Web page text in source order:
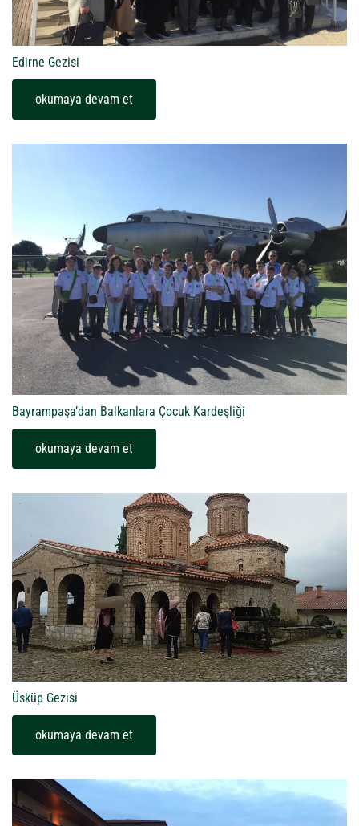
Edirne Gezisi
okumaya devam et
Bayrampaşa’dan Balkanlara Çocuk Kardeşliği
okumaya devam et
Üsküp Gezisi
okumaya devam et